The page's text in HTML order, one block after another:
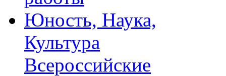
Юность, Наука,
Культура
Всероссийские